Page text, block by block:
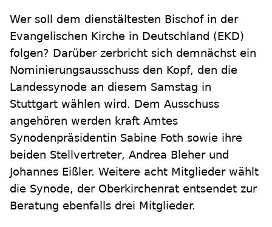
Wer soll dem dienstältesten Bischof in der
Evangelischen Kirche in Deutschland (EKD)
folgen? Darüber zerbricht sich demnächst ein
Nominierungsausschuss den Kopf, den die
Landessynode an diesem Samstag in
Stuttgart wählen wird. Dem Ausschuss
angehören werden kraft Amtes
Synodenpräsidentin Sabine Foth sowie ihre
beiden Stellvertreter, Andrea Bleher und
Johannes Eißler. Weitere acht Mitglieder wählt
die Synode, der Oberkirchenrat entsendet zur
Beratung ebenfalls drei Mitglieder.